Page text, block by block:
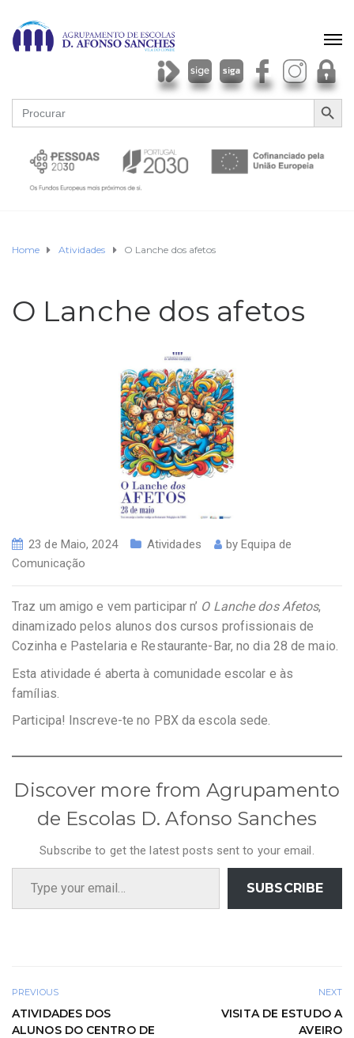
Search
for:
SEARCH
Home Atividades O Lanche dos afetos
O Lanche dos afetos
23 de Maio, 2024 Atividades by Equipa de
Comunicação
Traz um amigo e vem participar n’ O Lanche dos Afetos,
dinamizado pelos alunos dos cursos profissionais de
Cozinha e Pastelaria e Restaurante-Bar, no dia 28 de maio.
Esta atividade é aberta à comunidade escolar e às
famílias.
Participa! Inscreve-te no PBX da escola sede.
Discover more from Agrupamento
de Escolas D. Afonso Sanches
Subscribe to get the latest posts sent to your email.
Type your email…
SUBSCRIBE
PREVIOUS
ATIVIDADES DOS
ALUNOS DO CENTRO DE
NEXT
VISITA DE ESTUDO A
AVEIRO